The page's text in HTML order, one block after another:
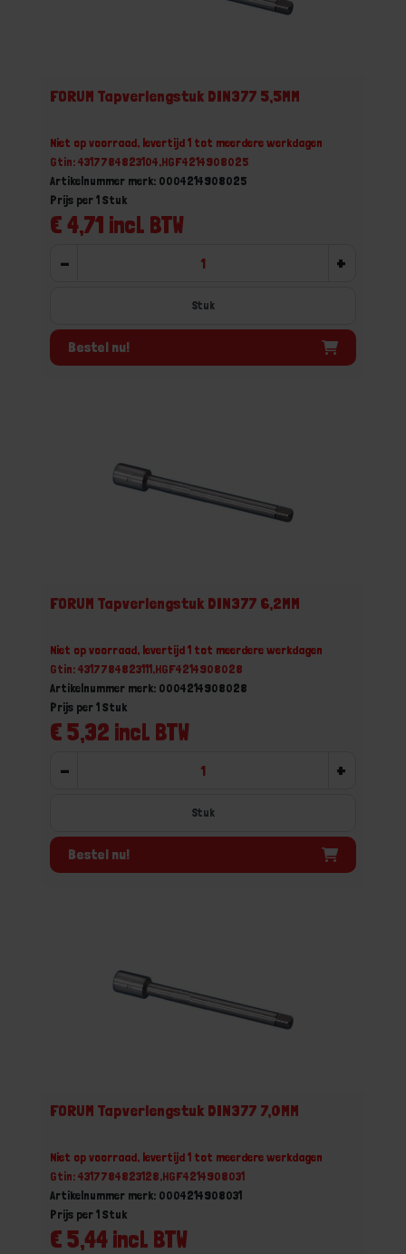
FORUM Tapverlengstuk DIN377 5,5MM
Niet op voorraad, levertijd 1 tot meerdere werkdagen
Gtin: 4317784823104,HGF4214908025
Artikelnummer merk: 0004214908025
€ 4,71 incl. BTW
Prijs per 1 Stuk
- +
Stuk
Bestel nu!
FORUM Tapverlengstuk DIN377 6,2MM
Niet op voorraad, levertijd 1 tot meerdere werkdagen
Gtin: 4317784823111,HGF4214908028
Artikelnummer merk: 0004214908028
€ 5,32 incl. BTW
Prijs per 1 Stuk
- +
Stuk
Bestel nu!
FORUM Tapverlengstuk DIN377 7,0MM
Niet op voorraad, levertijd 1 tot meerdere werkdagen
Gtin: 4317784823128,HGF4214908031
Artikelnummer merk: 0004214908031
€ 5,44 incl. BTW
Prijs per 1 Stuk